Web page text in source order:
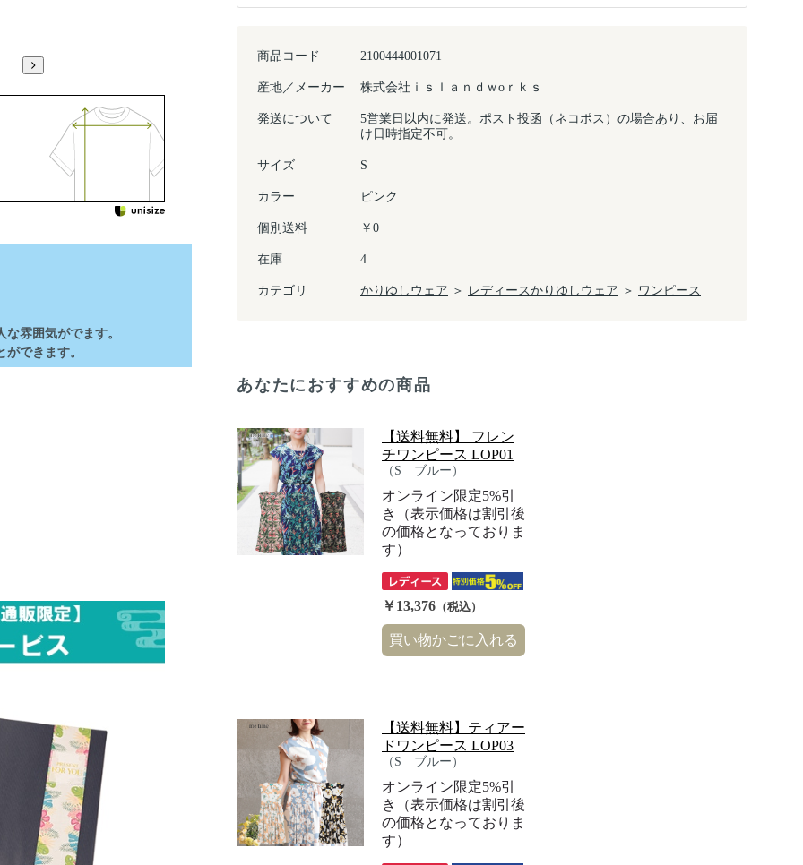
雰囲気がでます。
できます。
商品コード 2100444001071
産地／メーカー 株式会社ｉｓｌａｎｄｗоｒｋｓ
発送について
5営業日以内に発送。ポスト投函（ネコポス）の場合あり、お届
け日時指定不可。
サイズ S
カラー ピンク
個別送料 ￥0
在庫 4
カテゴリ かりゆしウェア ＞ レディースかりゆしウェア ＞ ワンピース
あなたにおすすめの商品
【送料無料】 フレン
チワンピース LOP01
（S ブルー）
オンライン限定5%引
き（表示価格は割引後
の価格となっておりま
す）
￥13,376 （税込）
買い物かごに入れる
【送料無料】ティアー
ドワンピース LOP03
（S ブルー）
オンライン限定5%引
き（表示価格は割引後
の価格となっておりま
す）